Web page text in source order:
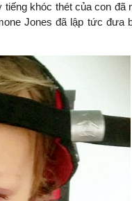
khóc thét của con đã
Jones đã lập tức đưa